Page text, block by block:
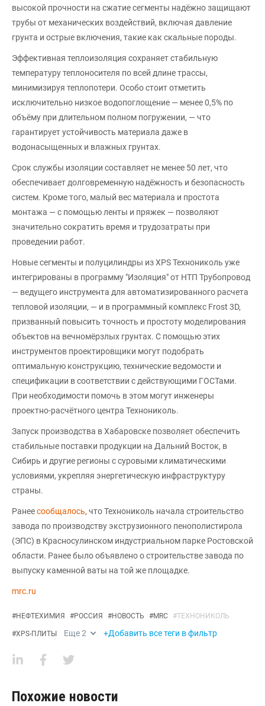
высокой прочности на сжатие сегменты надёжно защищают
трубы от механических воздействий, включая давление
грунта и острые включения, такие как скальные породы.
Эффективная теплоизоляция сохраняет стабильную
температуру теплоносителя по всей длине трассы,
минимизируя теплопотери. Особо стоит отметить
исключительно низкое водопоглощение — менее 0,5% по
объёму при длительном полном погружении, — что
гарантирует устойчивость материала даже в
водонасыщенных и влажных грунтах.
Срок службы изоляции составляет не менее 50 лет, что
обеспечивает долговременную надёжность и безопасность
систем. Кроме того, малый вес материала и простота
монтажа — с помощью ленты и пряжек — позволяют
значительно сократить время и трудозатраты при
проведении работ.
Новые сегменты и полуцилиндры из XPS Технониколь уже
интегрированы в программу "Изоляция" от НТП Трубопровод
— ведущего инструмента для автоматизированного расчета
тепловой изоляции, — и в программный комплекс Frost 3D,
призванный повысить точность и простоту моделирования
объектов на вечномёрзлых грунтах. С помощью этих
инструментов проектировщики могут подобрать
оптимальную конструкцию, технические ведомости и
спецификации в соответствии с действующими ГОСТами.
При необходимости помочь в этом могут инженеры
проектно-расчётного центра Технониколь.
Запуск производства в Хабаровске позволяет обеспечить
стабильные поставки продукции на Дальний Восток, в
Сибирь и другие регионы с суровыми климатическими
условиями, укрепляя энергетическую инфраструктуру
страны.
Ранеесообщалось, что Технониколь начала строительство
завода по производству экструзионного пенополистирола
(ЭПС) в Красносулинском индустриальном парке Ростовской
области. Ранее было объявлено о строительстве завода по
выпуску каменной ваты на той же площадке.
mrc.ru
#НЕФТЕХИМИЯ #РОССИЯ #НОВОСТЬ #MRC #ТЕХНОНИКОЛЬ
#XPS-ПЛИТЫ Еще2 +Добавить все теги в фильтр
Похожие новости